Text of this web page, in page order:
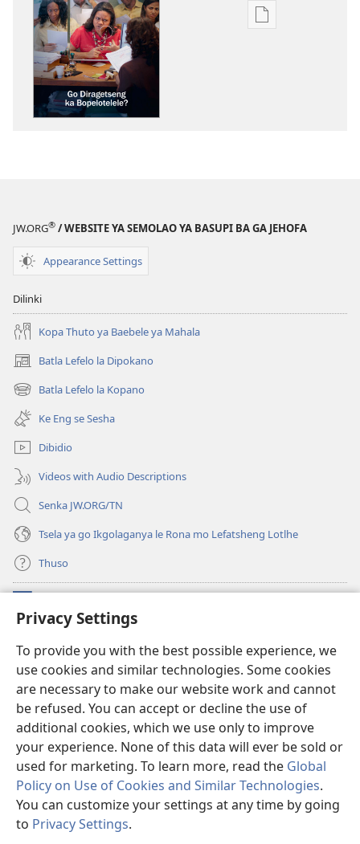
Privacy Settings
To provide you with the best possible experience, we
use cookies and similar technologies. Some cookies
are necessary to make our website work and cannot
be refused. You can accept or decline the use of
additional cookies, which we use only to improve
your experience. None of this data will ever be sold or
used for marketing. To learn more, read the Global
Policy on Use of Cookies and Similar Technologies.
You can customize your settings at any time by going
to Privacy Settings.
Ditsela
Bopelotelele?
JW.ORG® / WEBSITE YA SEMOLAO YA BASUPI BA GA JEHOFA
Appearance Settings
Dilinki
Kopa Thuto ya Baebele ya Mahala
Batla Lefelo la Dipokano
(e
bula
tsebe
nngwe)
Batla Lefelo la Kopano
(e
bula
tsebe
e
nngwe)
Ke Eng se Sesha
Dibidio
Videos with Audio Descriptions
Senka JW.ORG/TN
Tsela ya go Ikgolaganya le Rona mo Lefatsheng Lotlhe
Thuso
(e
bula
nngwe)
LAEBORARI YA MO INTERNET
(e
bula
tsebe
e
nngwe)
JW Hub
(e
bula
tsebe
e
nngwe)
App ya JW Library
Copyright© 2026 Watch Tower Bible and Tract Society of Pennsylvania.
MELAWANA YA TIRISO|